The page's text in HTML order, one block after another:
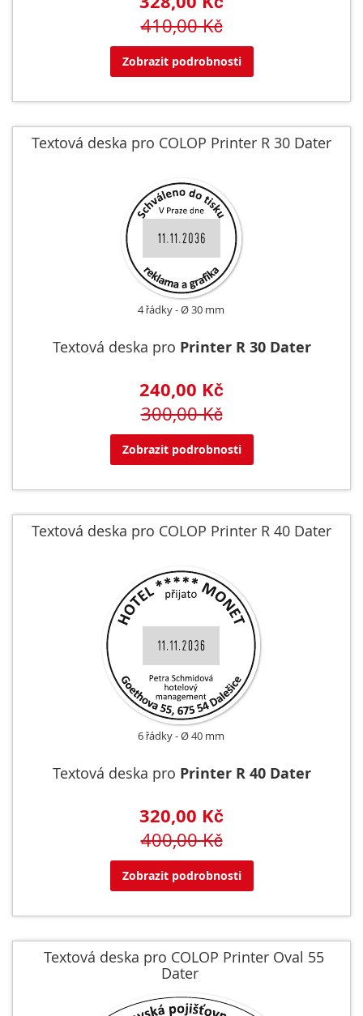
410,00 Kč
Zobrazit podrobnosti
Textová deska pro COLOP Printer R 30 Dater
4 řádky Ø 30 mm
Textová deska pro Printer R 30 Dater
240,00 Kč
300,00 Kč
Zobrazit podrobnosti
Textová deska pro COLOP Printer R 40 Dater
6 řádky Ø 40 mm
Textová deska pro Printer R 40 Dater
320,00 Kč
400,00 Kč
Zobrazit podrobnosti
Textová deska pro COLOP Printer Oval 55
Dater